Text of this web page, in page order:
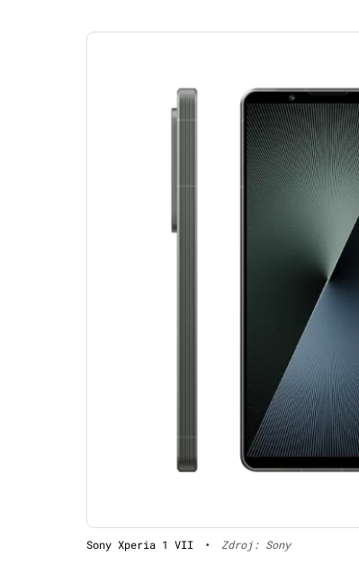
Sony Xperia 1 VII • Zdroj: Sony